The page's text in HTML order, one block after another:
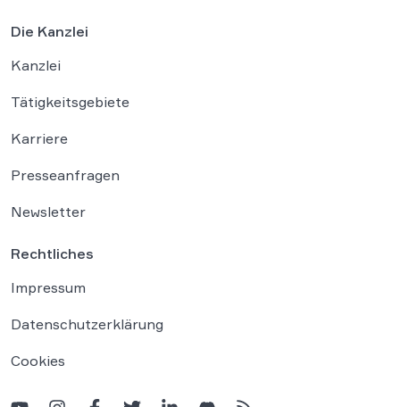
Die Kanzlei
Kanzlei
Tätigkeitsgebiete
Karriere
Presseanfragen
Newsletter
Rechtliches
Impressum
Datenschutzerklärung
Cookies